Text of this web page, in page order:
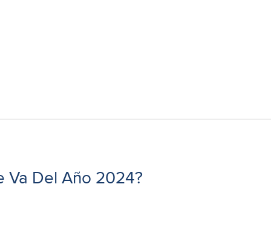
Va Del Año 2024?